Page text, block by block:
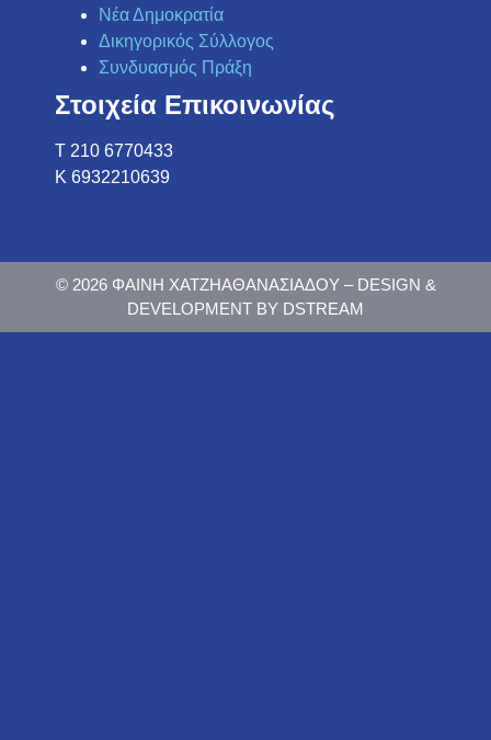
Νέα Δημοκρατία
Δικηγορικός Σύλλογος
Συνδυασμός Πράξη
Στοιχεία Επικοινωνίας
Τ 210 6770433
K 6932210639
© 2026 ΦΑΙΝΗ ΧΑΤΖΗΑΘΑΝΑΣΙΑΔΟΥ – DESIGN &
DEVELOPMENT BY DSTREAM